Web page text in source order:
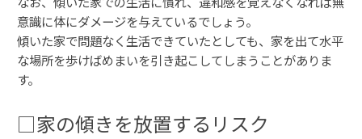
意識に体にダメージを与えているでしょう。
傾いた家で問題なく生活できていたとしても、家を出て水平
な場所を歩けばめまいを引き起こしてしまうことがありま
す。
□家の傾きを放置するリスク